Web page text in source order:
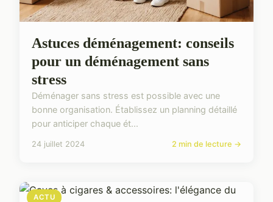
Astuces déménagement: conseils
pour un déménagement sans
stress
Déménager sans stress est possible avec une
bonne organisation. Établissez un planning détaillé
pour anticiper chaque ét...
24 juillet 2024 2 min de lecture →
ACTU